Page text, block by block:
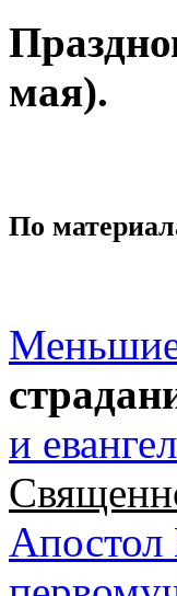
мая).
По
и
Апостол